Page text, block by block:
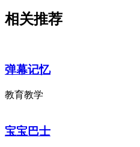
相关推荐
弹幕记忆
教育教学
宝宝巴士